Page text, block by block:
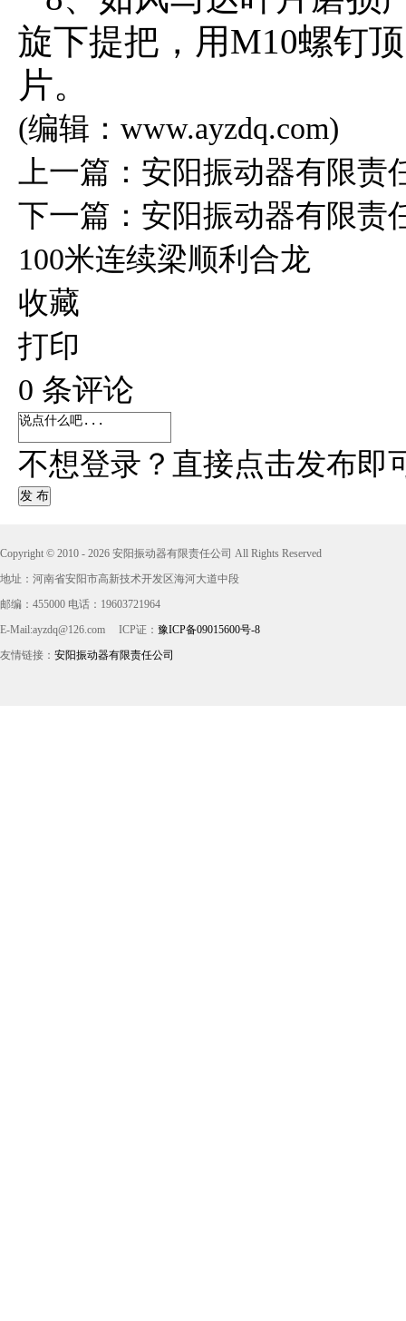
旋下提把，用M10螺钉
片。
(编辑：www.ayzdq.com)
上一篇： 安阳振动器有限责
下一篇： 安阳振动器有限责
100米连续梁顺利合龙
收藏
打印
0 条评论
不想登录？直接点击发布即
发 布
Copyright © 2010 - 2026 安阳振动器有限责任公司 All Rights Reserved
地址：河南省安阳市高新技术开发区海河大道中段
邮编：455000 电话：19603721964
E-Mail:ayzdq@126.com
ICP证： 豫ICP备09015600号-8
友情链接： 安阳振动器有限责任公司